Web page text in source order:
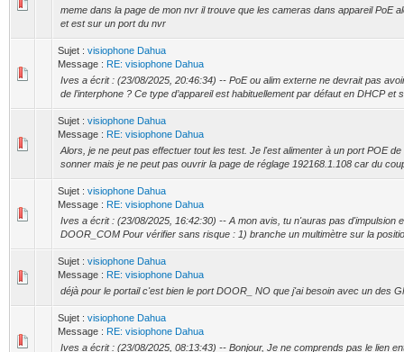
meme dans la page de mon nvr il trouve que les cameras dans appareil PoE
et est sur un port du nvr
Sujet : visiophone Dahua
Message : RE: visiophone Dahua
Ives a écrit : (23/08/2025, 20:46:34) -- PoE ou alim externe ne devrait pas
de l’interphone ? Ce type d’appareil est habituellement par défaut en DHCP et
Sujet : visiophone Dahua
Message : RE: visiophone Dahua
Alors, je ne peut pas effectuer tout les test. Je l'est alimenter à un port POE
sonner mais je ne peut pas ouvrir la page de réglage 192168.1.108 car du
Sujet : visiophone Dahua
Message : RE: visiophone Dahua
Ives a écrit : (23/08/2025, 16:42:30) -- A mon avis, tu n'auras pas d'impulsion
DOOR_COM Pour vérifier sans risque : 1) branche un multimètre sur la
Sujet : visiophone Dahua
Message : RE: visiophone Dahua
déjà pour le portail c'est bien le port DOOR_ NO que j'ai besoin avec un des
Sujet : visiophone Dahua
Message : RE: visiophone Dahua
Ives a écrit : (23/08/2025, 08:13:43) -- Bonjour, Je ne comprends pas le lien